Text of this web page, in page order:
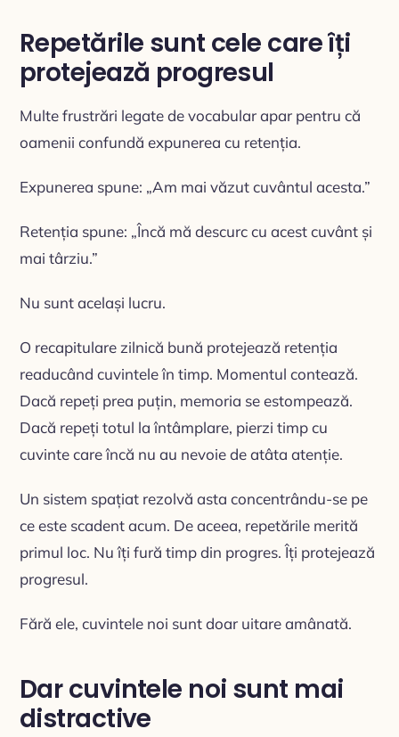
Repetările sunt cele care îți
protejează progresul
Multe frustrări legate de vocabular apar pentru că
oamenii confundă expunerea cu retenția.
Expunerea spune: „Am mai văzut cuvântul acesta.”
Retenția spune: „Încă mă descurc cu acest cuvânt și
mai târziu.”
Nu sunt același lucru.
O recapitulare zilnică bună protejează retenția
readucând cuvintele în timp. Momentul contează.
Dacă repeți prea puțin, memoria se estompează.
Dacă repeți totul la întâmplare, pierzi timp cu
cuvinte care încă nu au nevoie de atâta atenție.
Un sistem spațiat rezolvă asta concentrându-se pe
ce este scadent acum. De aceea, repetările merită
primul loc. Nu îți fură timp din progres. Îți protejează
progresul.
Fără ele, cuvintele noi sunt doar uitare amânată.
Dar cuvintele noi sunt mai
distractive